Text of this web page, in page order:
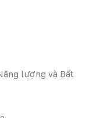
lượng và Bất